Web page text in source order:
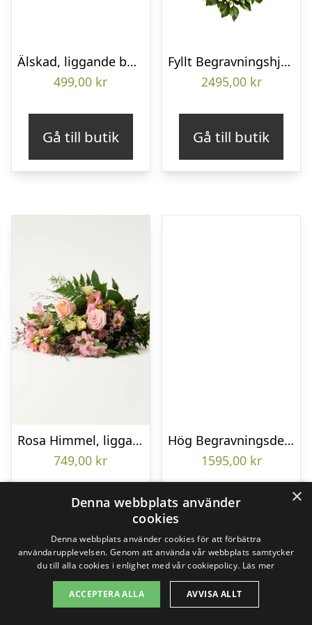
Älskad, liggande bukett
499,00 kr
Gå till butik
Fyllt Begravningshjärta
2495,00 kr
Gå till butik
Rosa Himmel, liggande bukett
749,00 kr
Hög Begravningsdekoration
1595,00 kr
×
Denna webbplats använder
cookies
Denna webbplats använder cookies för att förbättra
användarupplevelsen. Genom att använda vår webbplats samtycker
du till alla cookies i enlighet med vår cookiepolicy. Läs mer
ACCEPTERA ALLA AVVISA ALLT